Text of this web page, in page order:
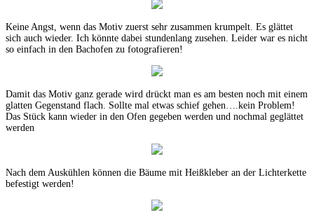
Keine Angst, wenn das Motiv zuerst sehr zusammen krumpelt. Es glättet
sich auch wieder. Ich könnte dabei stundenlang zusehen. Leider war es nicht
so einfach in den Bachofen zu fotografieren!
Damit das Motiv ganz gerade wird drückt man es am besten noch mit einem
glatten Gegenstand flach. Sollte mal etwas schief gehen….kein Problem!
Das Stück kann wieder in den Ofen gegeben werden und nochmal geglättet
werden
Nach dem Auskühlen können die Bäume mit Heißkleber an der Lichterkette
befestigt werden!